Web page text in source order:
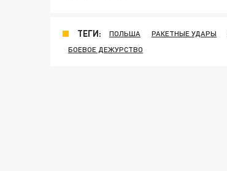
ТЕГИ: ПОЛЬША РАКЕТНЫЕ УДАРЫ
БОЕВОЕ ДЕЖУРСТВО